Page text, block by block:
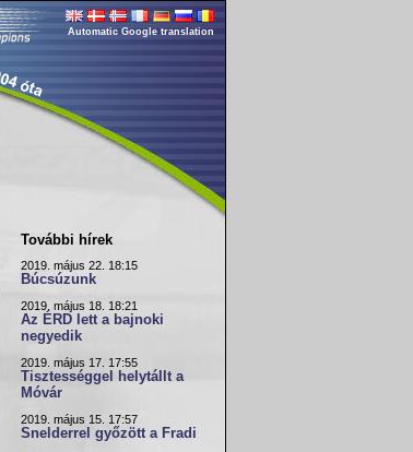
Automatic Google translation
További hírek
2019. május 22. 18:15
Búcsúzunk
2019. május 18. 18:21
Az ÉRD lett a bajnoki
negyedik
2019. május 17. 17:55
Tisztességgel helytállt a
Móvár
2019. május 15. 17:57
Snelderrel győzött a Fradi